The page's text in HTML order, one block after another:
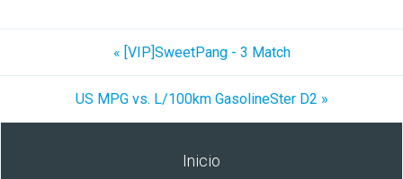
« [VIP]SweetPang - 3 Match
US MPG vs. L/100km GasolineSter D2 »
Inicio